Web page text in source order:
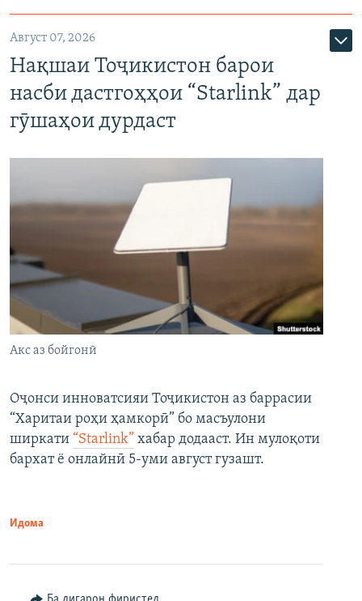
Август 07, 2026
Нақшаи Тоҷикистон барои
насби дастгоҳҳои “Starlink” дар
гӯшаҳои дурдаст
Акс аз бойгонӣ
Оҷонси инноватсияи Тоҷикистон аз баррасии
“Харитаи роҳи ҳамкорӣ” бо масъулони
ширкати “Starlink” хабар додааст. Ин мулоқоти
бархат ё онлайнӣ 5-уми август гузашт.
Идома